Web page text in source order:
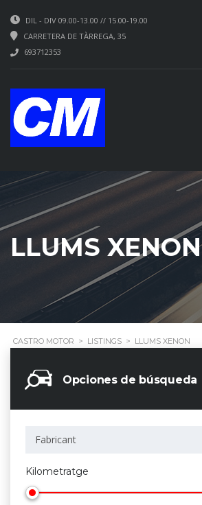
DIL - DIV 09.00-13.00 // 15.00-19.00
CARRETERA DE TÀRREGA, 35
693712353
LLUMS XENON
CASTRO MOTOR > LISTINGS > LLUMS XENON
Opciones de búsqueda
Fabricant
Kilometratge